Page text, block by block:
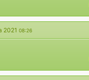
2021 08:26